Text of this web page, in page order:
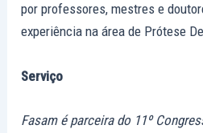
por professores, mestres e
experiência na área de Prótese
Serviço
Fasam é parceira do 11º